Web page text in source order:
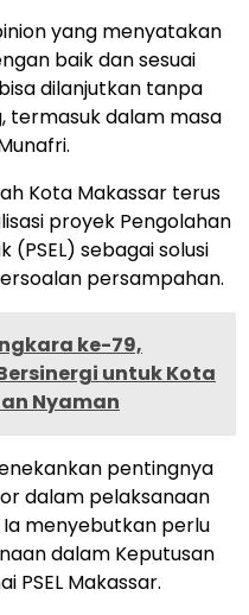
yang menyatakan
baik dan sesuai
dilanjutkan tanpa
termasuk dalam masa
Kota Makassar terus
proyek Pengolahan
(PSEL) sebagai solusi
persampahan.
ke-79,
untuk Kota
Nyaman
pentingnya
dalam pelaksanaan
menyebutkan perlu
dalam Keputusan
PSEL Makassar.